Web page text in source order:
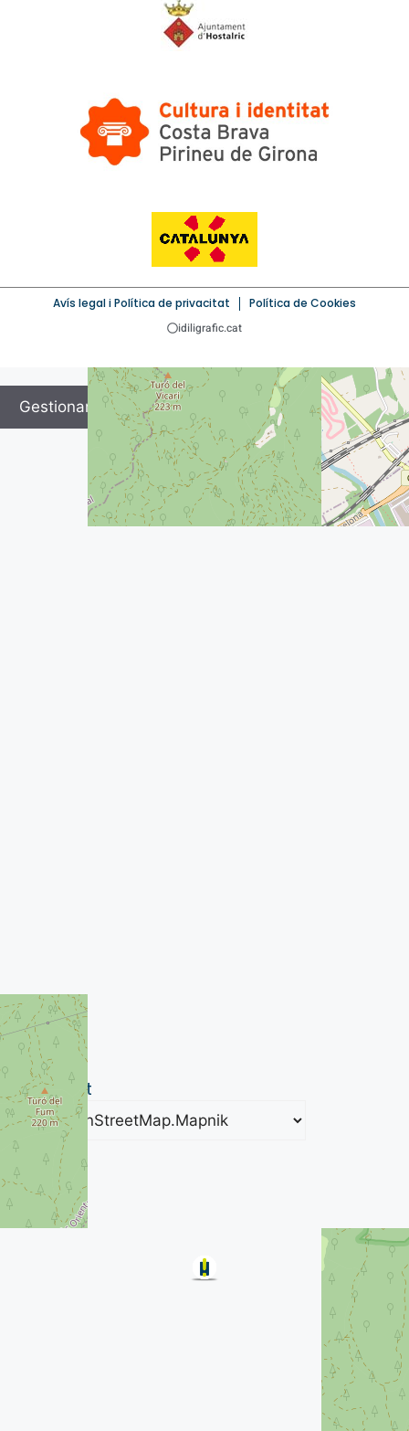
+ −
500 m
2000 ft
Leaflet
Avís legal i Política de privacitat Política de Cookies
idiligrafic.cat
Gestionar el consentiment